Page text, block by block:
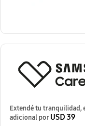
Extendé tu tranquilidad,
adicional porUSD 39